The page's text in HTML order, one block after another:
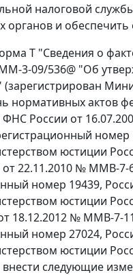
налоговой
органов и
Т "Сведения о
3-09/536@ "Об
нормативных актов
России от
номер
юстиции
от 22.11.2010 № ММВ-
номер 19439,
юстиции
от 18.12.2012 № ММВ-
номер 27024,
юстиции
внести следующие